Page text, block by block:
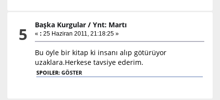
5 Başka Kurgular /Ynt: Martı
« : 25 Haziran 2011, 21:18:25 »
Bu öyle bir kitap ki insanı alıp götürüyor
uzaklara.Herkese tavsiye ederim.
SPOILER:GÖSTER